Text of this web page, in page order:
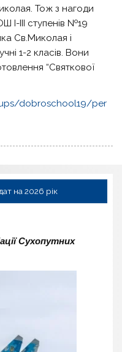
Тож з нагоди
І-ІІІ ступенів №19
Св.Миколая і
1-2 класів. Вони
“Святкової
dobroschool19/per
на 2026 рік
Сухопутних